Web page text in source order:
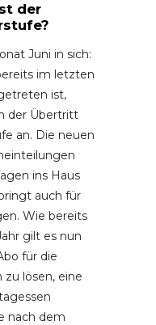
der
Juni in sich:
im letzten
ist,
der Übertritt
an. Die neuen
ins Haus
auch für
Wie bereits
gilt es nun
für die
zu lösen, eine
nach dem